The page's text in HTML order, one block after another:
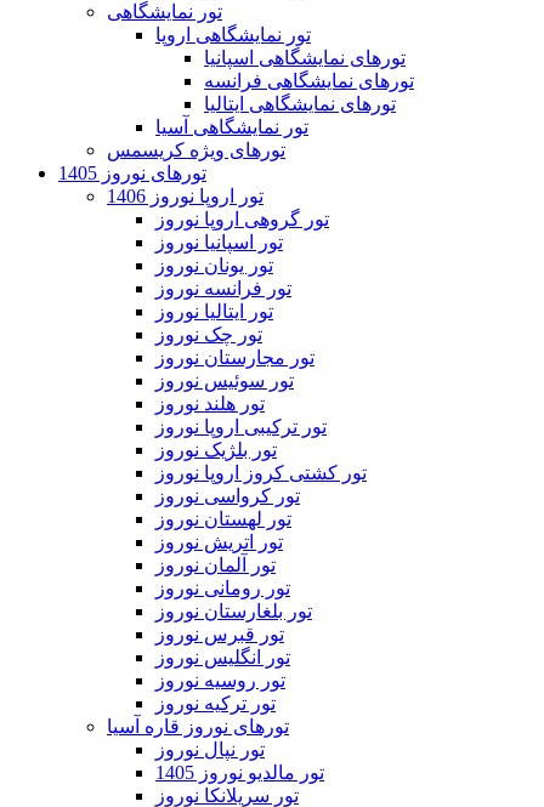
تور نمایشگاهی
تور نمایشگاهی اروپا
تورهای نمایشگاهی اسپانیا
تورهای نمایشگاهی فرانسه
تورهای نمایشگاهی ایتالیا
تور نمایشگاهی آسیا
تورهای ویژه کریسمس
تورهای نوروز 1405
تور اروپا نوروز 1406
تور گروهی اروپا نوروز
تور اسپانیا نوروز
تور یونان نوروز
تور فرانسه نوروز
تور ایتالیا نوروز
تور چک نوروز
تور مجارستان نوروز
تور سوئیس نوروز
تور هلند نوروز
تور ترکیبی اروپا نوروز
تور بلژیک نوروز
تور کشتی کروز اروپا نوروز
تور کرواسی نوروز
تور لهستان نوروز
تور اتریش نوروز
تور آلمان نوروز
تور رومانی نوروز
تور بلغارستان نوروز
تور قبرس نوروز
تور انگلیس نوروز
تور روسیه نوروز
تور ترکیه نوروز
تورهای نوروز قاره آسیا
تور نپال نوروز
تور مالدیو نوروز 1405
تور سریلانکا نوروز